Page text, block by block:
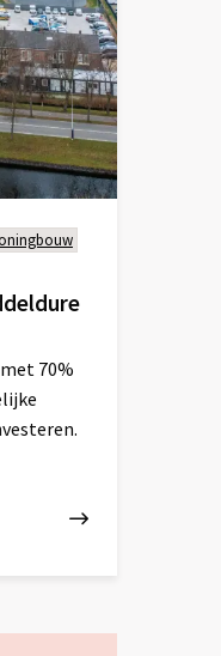
70%